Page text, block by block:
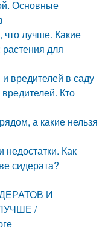
Основные
лучше. Какие
для
вредителей в саду
Кто
а какие нельзя
недостатки. Как
сидерата?
И
/